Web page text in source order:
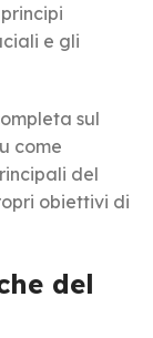
e gli
sul
come
del
obiettivi di
del